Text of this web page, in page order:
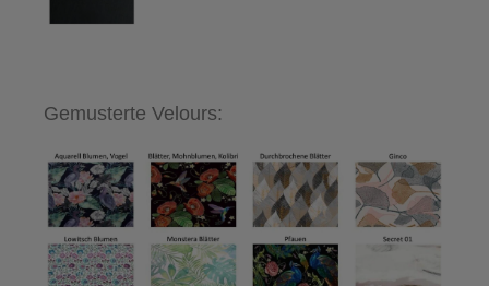
Gemusterte Velours: